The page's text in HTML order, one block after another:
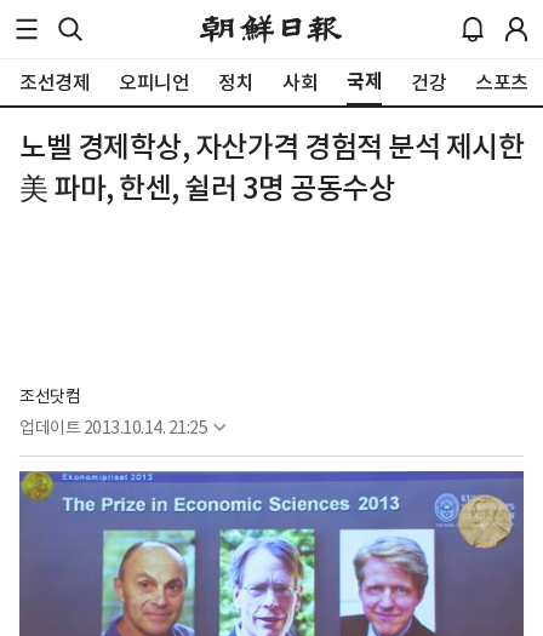
조선경제 오피니언 정치 사회 국제 건강 스포츠
노벨 경제학상, 자산가격 경험적 분석 제시한
美 파마, 한센, 쉴러 3명 공동수상
조선닷컴
업데이트 2013.10.14. 21:25